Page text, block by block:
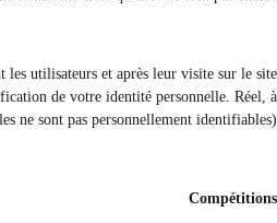
tout en préservant la vie privée
pendant qu'ils s'abonnent pour
un tiers, par